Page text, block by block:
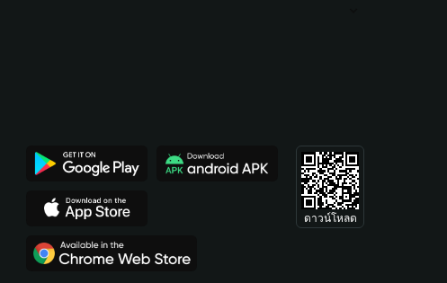
ดาวน์โหลด